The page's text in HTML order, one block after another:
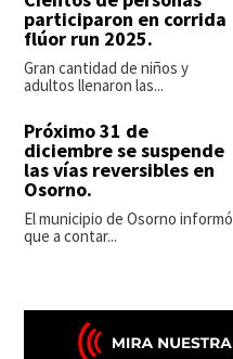
participaron en corrida
flúor run 2025.
Gran cantidad de niños y
adultos llenaron las...
Próximo 31 de
diciembre se suspende
las vías reversibles en
Osorno.
El municipio de Osorno informó
que a contar...